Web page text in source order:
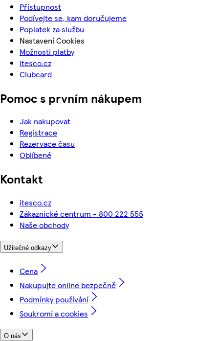
Přístupnost
Podívejte se, kam doručujeme
Poplatek za službu
Nastavení Cookies
Možnosti platby
itesco.cz
Clubcard
Pomoc s prvním nákupem
Jak nakupovat
Registrace
Rezervace času
Oblíbené
Kontakt
itesco.cz
Zákaznické centrum - 800 222 555
Naše obchody
Užitečné odkazy
Cena
Nakupujte online bezpečně
Podmínky používání
Soukromí a cookies
O nás